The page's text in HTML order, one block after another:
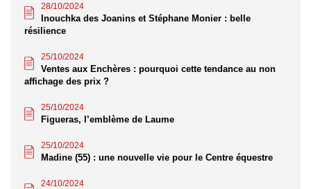
28/10/2024
Inouchka des Joanins et Stéphane Monier : belle
résilience
25/10/2024
Ventes aux Enchères : pourquoi cette tendance au non
affichage des prix ?
25/10/2024
Figueras, l’emblème de Laume
25/10/2024
Madine (55) : une nouvelle vie pour le Centre équestre
24/10/2024